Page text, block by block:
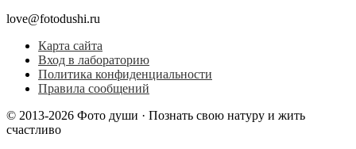
love@fotodushi.ru
Карта сайта
Вход в лабораторию
Политика конфиденциальности
Правила сообщений
© 2013-2026 Фото души · Познать свою натуру и жить
счастливо